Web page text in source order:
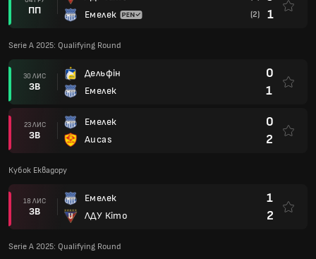
ПП
Емелек
(2) 1
Serie A 2025: Qualifying Round
30 ЛИС
ЗВ
Дельфін
Емелек
0
1
23 ЛИС
ЗВ
Емелек
Aucas
0
2
Кубок Еквадору
18 ЛИС
ЗВ
Емелек
ЛДУ Кіто
1
2
Serie A 2025: Qualifying Round